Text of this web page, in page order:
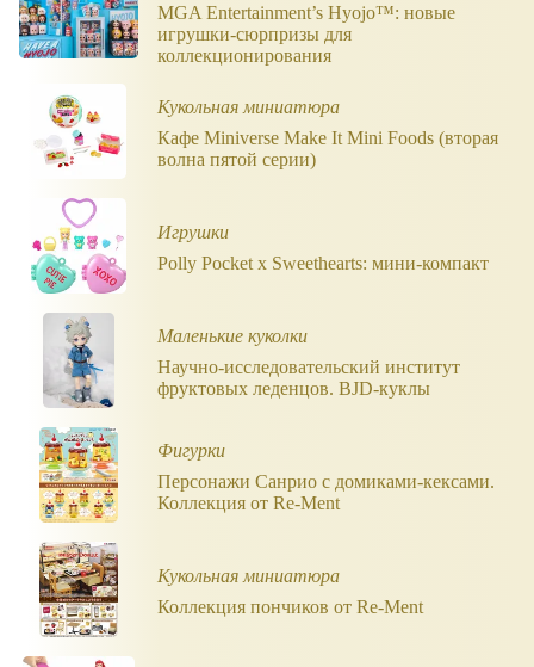
MGA Entertainment’s Hyojo™: новые
игрушки-сюрпризы для
коллекционирования
Кукольная миниатюра
Кафе Miniverse Make It Mini Foods (вторая
волна пятой серии)
Игрушки
Polly Pocket x Sweethearts: мини-компакт
Маленькие куколки
Научно-исследовательский институт
фруктовых леденцов. BJD-куклы
Фигурки
Персонажи Санрио с домиками-кексами.
Коллекция от Re-Ment
Кукольная миниатюра
Коллекция пончиков от Re-Ment